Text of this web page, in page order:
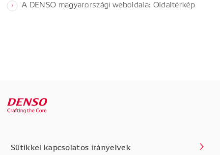
A DENSO magyarországi weboldala: Oldaltérkép
Sütikkel kapcsolatos irányelvek